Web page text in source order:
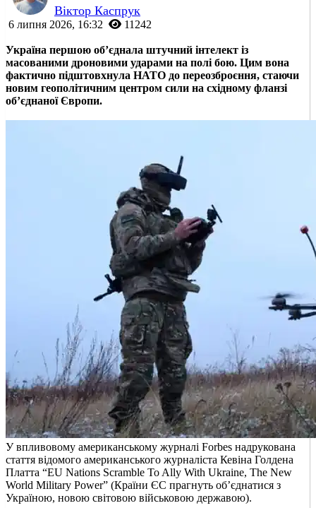
Віктор Каспрук
6 липня 2026, 16:32 11242
Україна першою об’єднала штучний інтелект із
масованими дроновими ударами на полі бою. Цим вона
фактично підштовхнула НАТО до переозброєння, стаючи
новим геополітичним центром сили на східному фланзі
об’єднаної Європи.
У впливовому американському журналі Forbes надрукована
стаття відомого американського журналіста Кевіна Голдена
Платта “EU Nations Scramble To Ally With Ukraine, The New
World Military Power” (Країни ЄС прагнуть об’єднатися з
Україною, новою світовою військовою державою).